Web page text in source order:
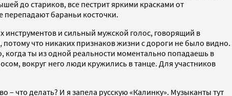
до стариков, все пестрит яркими красками от
бараньи косточки.
инструментов и сильный мужской голос, говорящий в
что никаких признаков жизни с дороги не было видно.
когда ты из одной реальности моментально попадаешь в
вокруг него люди кружились в танце. Для участников
что делать? И я запела русскую «Калинку». Музыканты тут